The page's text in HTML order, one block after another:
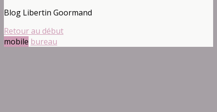
Blog Libertin Goormand
Retour au début
mobile bureau